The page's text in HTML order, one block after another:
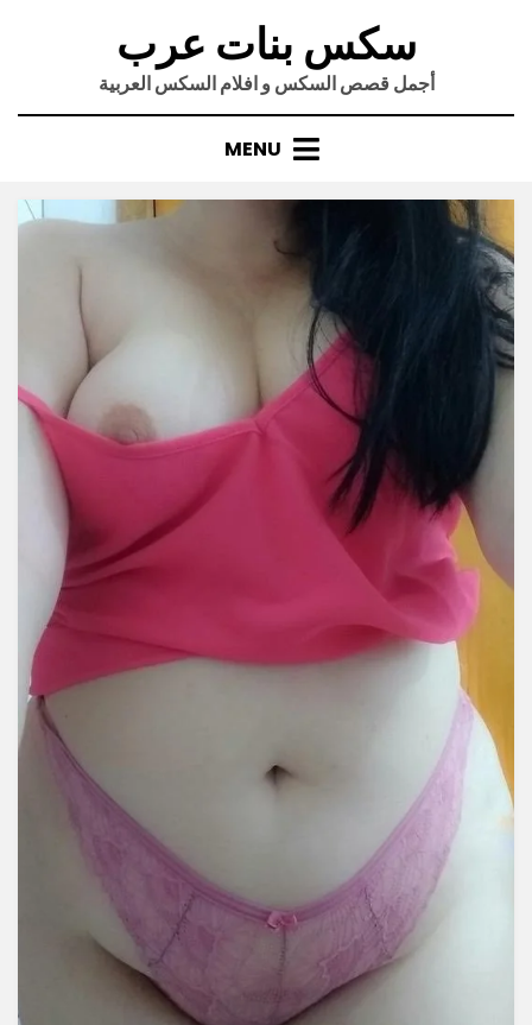
سكس بنات عرب
أجمل قصص السكس و افلام السكس العربية
MENU